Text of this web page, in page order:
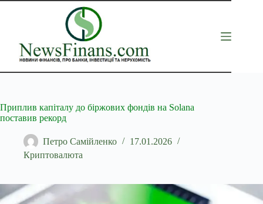
Перейти
Приплив капіталу до біржових фондів на Solana
поставив рекорд
Петро Самійленко
17.01.2026
Криптовалюта